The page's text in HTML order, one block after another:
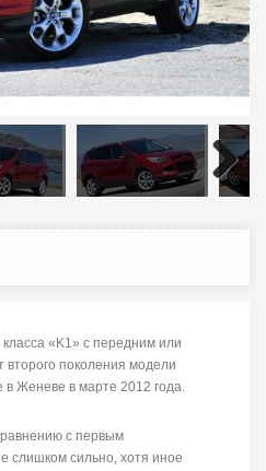
Next
класса «K1» с передним или
поколения модели
в Женеве в марте 2012 года.
с первым
слишком сильно, хотя иное